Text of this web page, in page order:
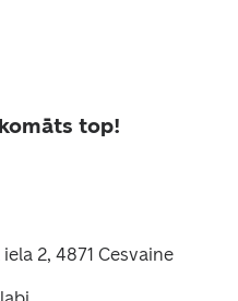
top!
2, 4871 Cesvaine